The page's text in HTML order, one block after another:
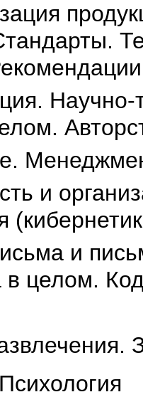
и
и
целом.